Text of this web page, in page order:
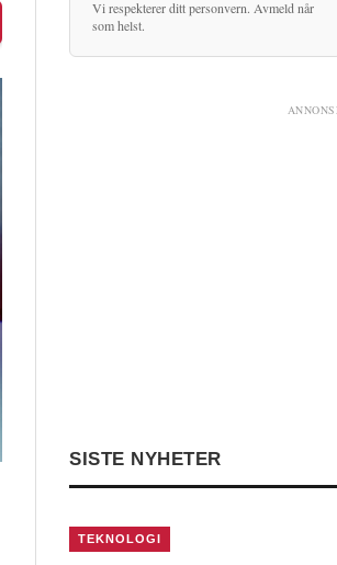
Vi respekterer ditt personvern. Avmeld når
som helst.
SISTE NYHETER
TEKNOLOGI